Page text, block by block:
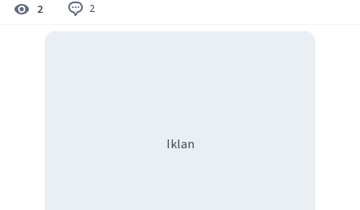
2 2
Iklan